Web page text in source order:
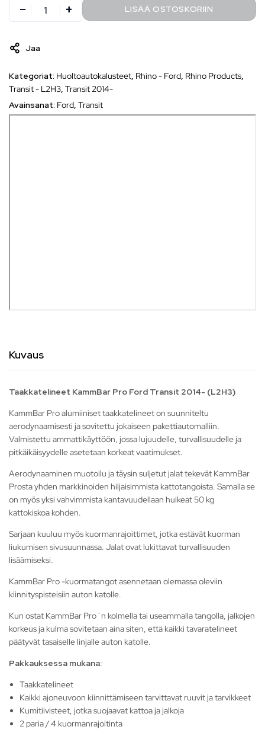
LISÄÄ OSTOSKORIIN
Jaa
Kategoriat: Huoltoautokalusteet, Rhino - Ford, Rhino Products,
Transit - L2H3, Transit 2014-
Avainsanat: Ford, Transit
Kuvaus
Taakkatelineet KammBar Pro Ford Transit 2014- (L2H3)
KammBar Pro alumiiniset taakkatelineet on suunniteltu
aerodynaamisesti ja sovitettu jokaiseen pakettiautomalliin.
Valmistettu ammattikäyttöön, jossa lujuudelle, turvallisuudelle ja
pitkäikäisyydelle asetetaan korkeat vaatimukset.
Aerodynaaminen muotoilu ja täysin suljetut jalat tekevät KammBar
Prosta yhden markkinoiden hiljaisimmista kattotangoista. Samalla se
on myös yksi vahvimmista kantavuudellaan huikeat 50 kg
kattokiskoa kohden.
Sarjaan kuuluu myös kuormanrajoittimet, jotka estävät kuorman
liukumisen sivusuunnassa. Jalat ovat lukittavat turvallisuuden
lisäämiseksi.
KammBar Pro -kuormatangot asennetaan olemassa oleviin
kiinnityspisteisiin auton katolle.
Kun ostat KammBar Pro´n kolmella tai useammalla tangolla, jalkojen
korkeus ja kulma sovitetaan aina siten, että kaikki tavaratelineet
päätyvät tasaiselle linjalle auton katolle.
Pakkauksessa mukana:
Taakkatelineet
Kaikki ajoneuvoon kiinnittämiseen tarvittavat ruuvit ja tarvikkeet
Kumitiivisteet, jotka suojaavat kattoa ja jalkoja
2 paria / 4 kuormanrajoitinta